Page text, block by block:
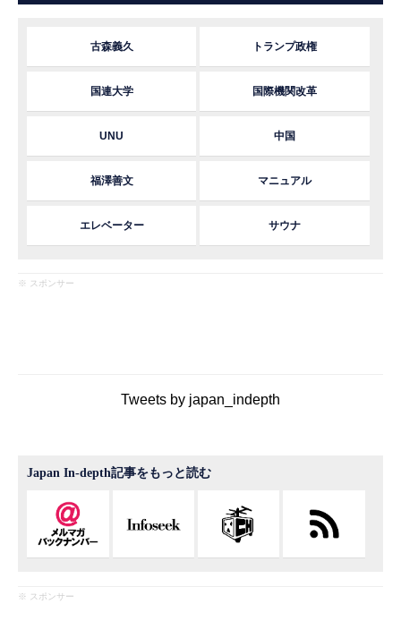
古森義久 トランプ政権
国連大学 国際機関改革
UNU 中国
福澤善文 マニュアル
エレベーター サウナ
※ スポンサー
Tweets by japan_indepth
Japan In-depth記事をもっと読む
※ スポンサー